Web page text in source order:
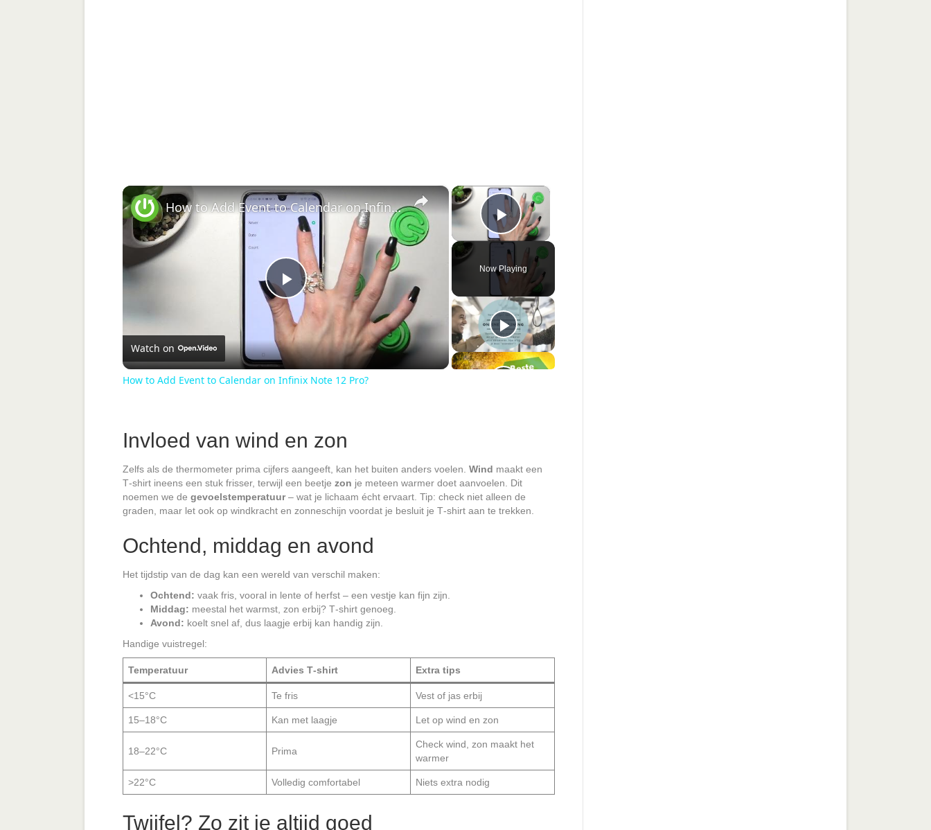
×
Play Video
Now Playing
×
P
l
a
V
i
d
e
o
How to Add Event to Calendar on Infinix Note 12 Pro?
Watch on
How to Add Event to Calendar on Infinix Note 12 Pro?
Invloed van wind en zon
Zelfs als de thermometer prima cijfers aangeeft, kan het buiten anders voelen. Wind maakt een
T‑shirt ineens een stuk frisser, terwijl een beetje zon je meteen warmer doet aanvoelen. Dit
noemen we de gevoelstemperatuur– wat je lichaam écht ervaart. Tip: check niet alleen de
graden, maar let ook op windkracht en zonneschijn voordat je besluit je T‑shirt aan te trekken.
Ochtend, middag en avond
Het tijdstip van de dag kan een wereld van verschil maken:
Ochtend: vaak fris, vooral in lente of herfst – een vestje kan fijn zijn.
Middag: meestal het warmst, zon erbij? T‑shirt genoeg.
Avond: koelt snel af, dus laagje erbij kan handig zijn.
Handige vuistregel:
Temperatuur Advies T‑shirt Extra tips
<15°C Te fris Vest of jas erbij
15–18°C Kan met laagje Let op wind en zon
18–22°C Prima
Check wind, zon maakt het
warmer
>22°C Volledig comfortabel Niets extra nodig
Twijfel? Zo zit je altijd goed